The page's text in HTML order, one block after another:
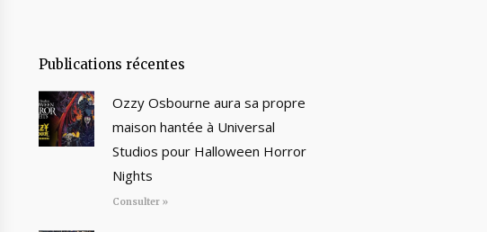
Publications récentes
Ozzy Osbourne aura sa propre
maison hantée à Universal
Studios pour Halloween Horror
Nights
Consulter »